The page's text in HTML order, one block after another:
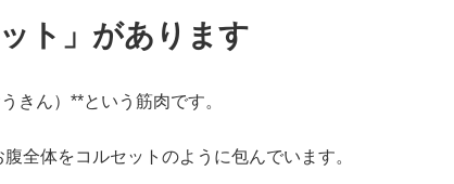
ト」があります
きん）**という筋肉です。
全体をコルセットのように包んでいます。